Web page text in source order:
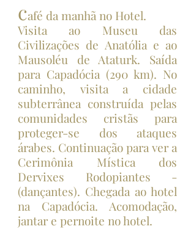
café da manhã no Hotel.
Visita ao Museu das
Civilizações de Anatólia e ao
Mausoléu de Ataturk. Saída
para Capadócia (290 km). No
caminho, visita a cidade
subterrânea construída pelas
comunidades cristãs para
proteger-se dos ataques
árabes. Continuação para ver a
Cerimônia Mística dos
Dervixes Rodopiantes -
(dançantes). Chegada ao hotel
na Capadócia. Acomodação,
jantar e pernoite no hotel.